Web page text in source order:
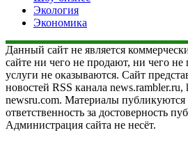
Экология
Экономика
Данный сайт не является
сайте ни чего не продают, ни чего
услуги не оказываются. Сайт
новостей RSS канала news.rambler.ru,
newsru.com. Материалы публикуются
ответственность за достоверность
Администрация сайта не несёт.